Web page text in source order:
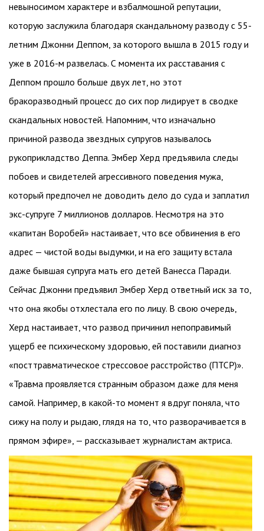
невыносимом характере и взбалмошной репутации,
которую заслужила благодаря скандальному разводу с 55-
летним Джонни Деппом, за которого вышла в 2015 году и
уже в 2016-м развелась. С момента их расставания с
Деппом прошло больше двух лет, но этот
бракоразводный процесс до сих пор лидирует в сводке
скандальных новостей. Напомним, что изначально
причиной развода звездных супругов называлось
рукоприкладство Деппа. Эмбер Херд предъявила следы
побоев и свидетелей агрессивного поведения мужа,
который предпочел не доводить дело до суда и заплатил
экс-супруге 7 миллионов долларов. Несмотря на это
«капитан Воробей» настаивает, что все обвинения в его
адрес — чистой воды выдумки, и на его защиту встала
даже бывшая супруга мать его детей Ванесса Паради.
Сейчас Джонни предъявил Эмбер Херд ответный иск за то,
что она якобы отхлестала его по лицу. В свою очередь,
Херд настаивает, что развод причинил непоправимый
ущерб ее психическому здоровью, ей поставили диагноз
«посттравматическое стрессовое расстройство (ПТСР)».
«Травма проявляется странным образом даже для меня
самой. Например, в какой-то момент я вдруг поняла, что
сижу на полу и рыдаю, глядя на то, что разворачивается в
прямом эфире», — рассказывает журналистам актриса.